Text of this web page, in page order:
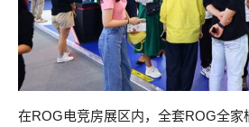
在ROG电竞房展区内，全套ROG全家